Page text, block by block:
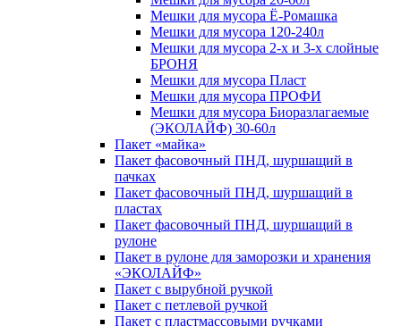
Мешки для мусора Ё-Ромашка
Мешки для мусора 120-240л
Мешки для мусора 2-х и 3-х слойные
БРОНЯ
Мешки для мусора Пласт
Мешки для мусора ПРОФИ
Мешки для мусора Биоразлагаемые
(ЭКОЛАЙФ) 30-60л
Пакет «майка»
Пакет фасовочный ПНД, шуршащий в
пачках
Пакет фасовочный ПНД, шуршащий в
пластах
Пакет фасовочный ПНД, шуршащий в
рулоне
Пакет в рулоне для заморозки и хранения
«ЭКОЛАЙФ»
Пакет с вырубной ручкой
Пакет с петлевой ручкой
Пакет с пластмассовыми ручками